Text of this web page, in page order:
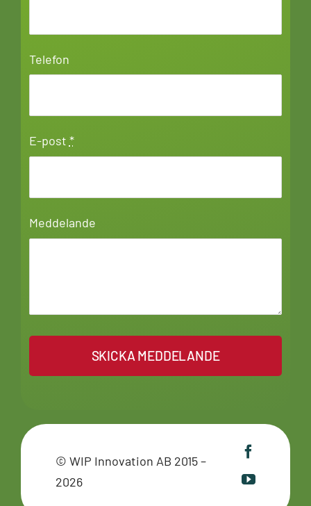
Telefon
E-post *
Meddelande
SKICKA MEDDELANDE
© WIP Innovation AB 2015 –
2026